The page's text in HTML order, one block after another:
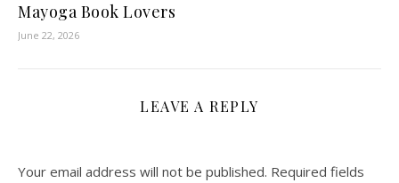
Mayoga Book Lovers
June 22, 2026
LEAVE A REPLY
Your email address will not be published. Required fields